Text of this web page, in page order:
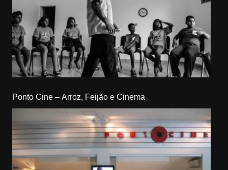
Ponto Cine – Arroz, Feijão e Cinema